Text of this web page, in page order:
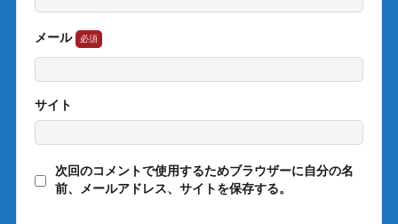
メール
サイト
次回のコメントで使用するためブラウザーに自分の名
前、メールアドレス、サイトを保存する。